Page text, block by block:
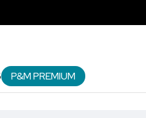
P&M PREMIUM